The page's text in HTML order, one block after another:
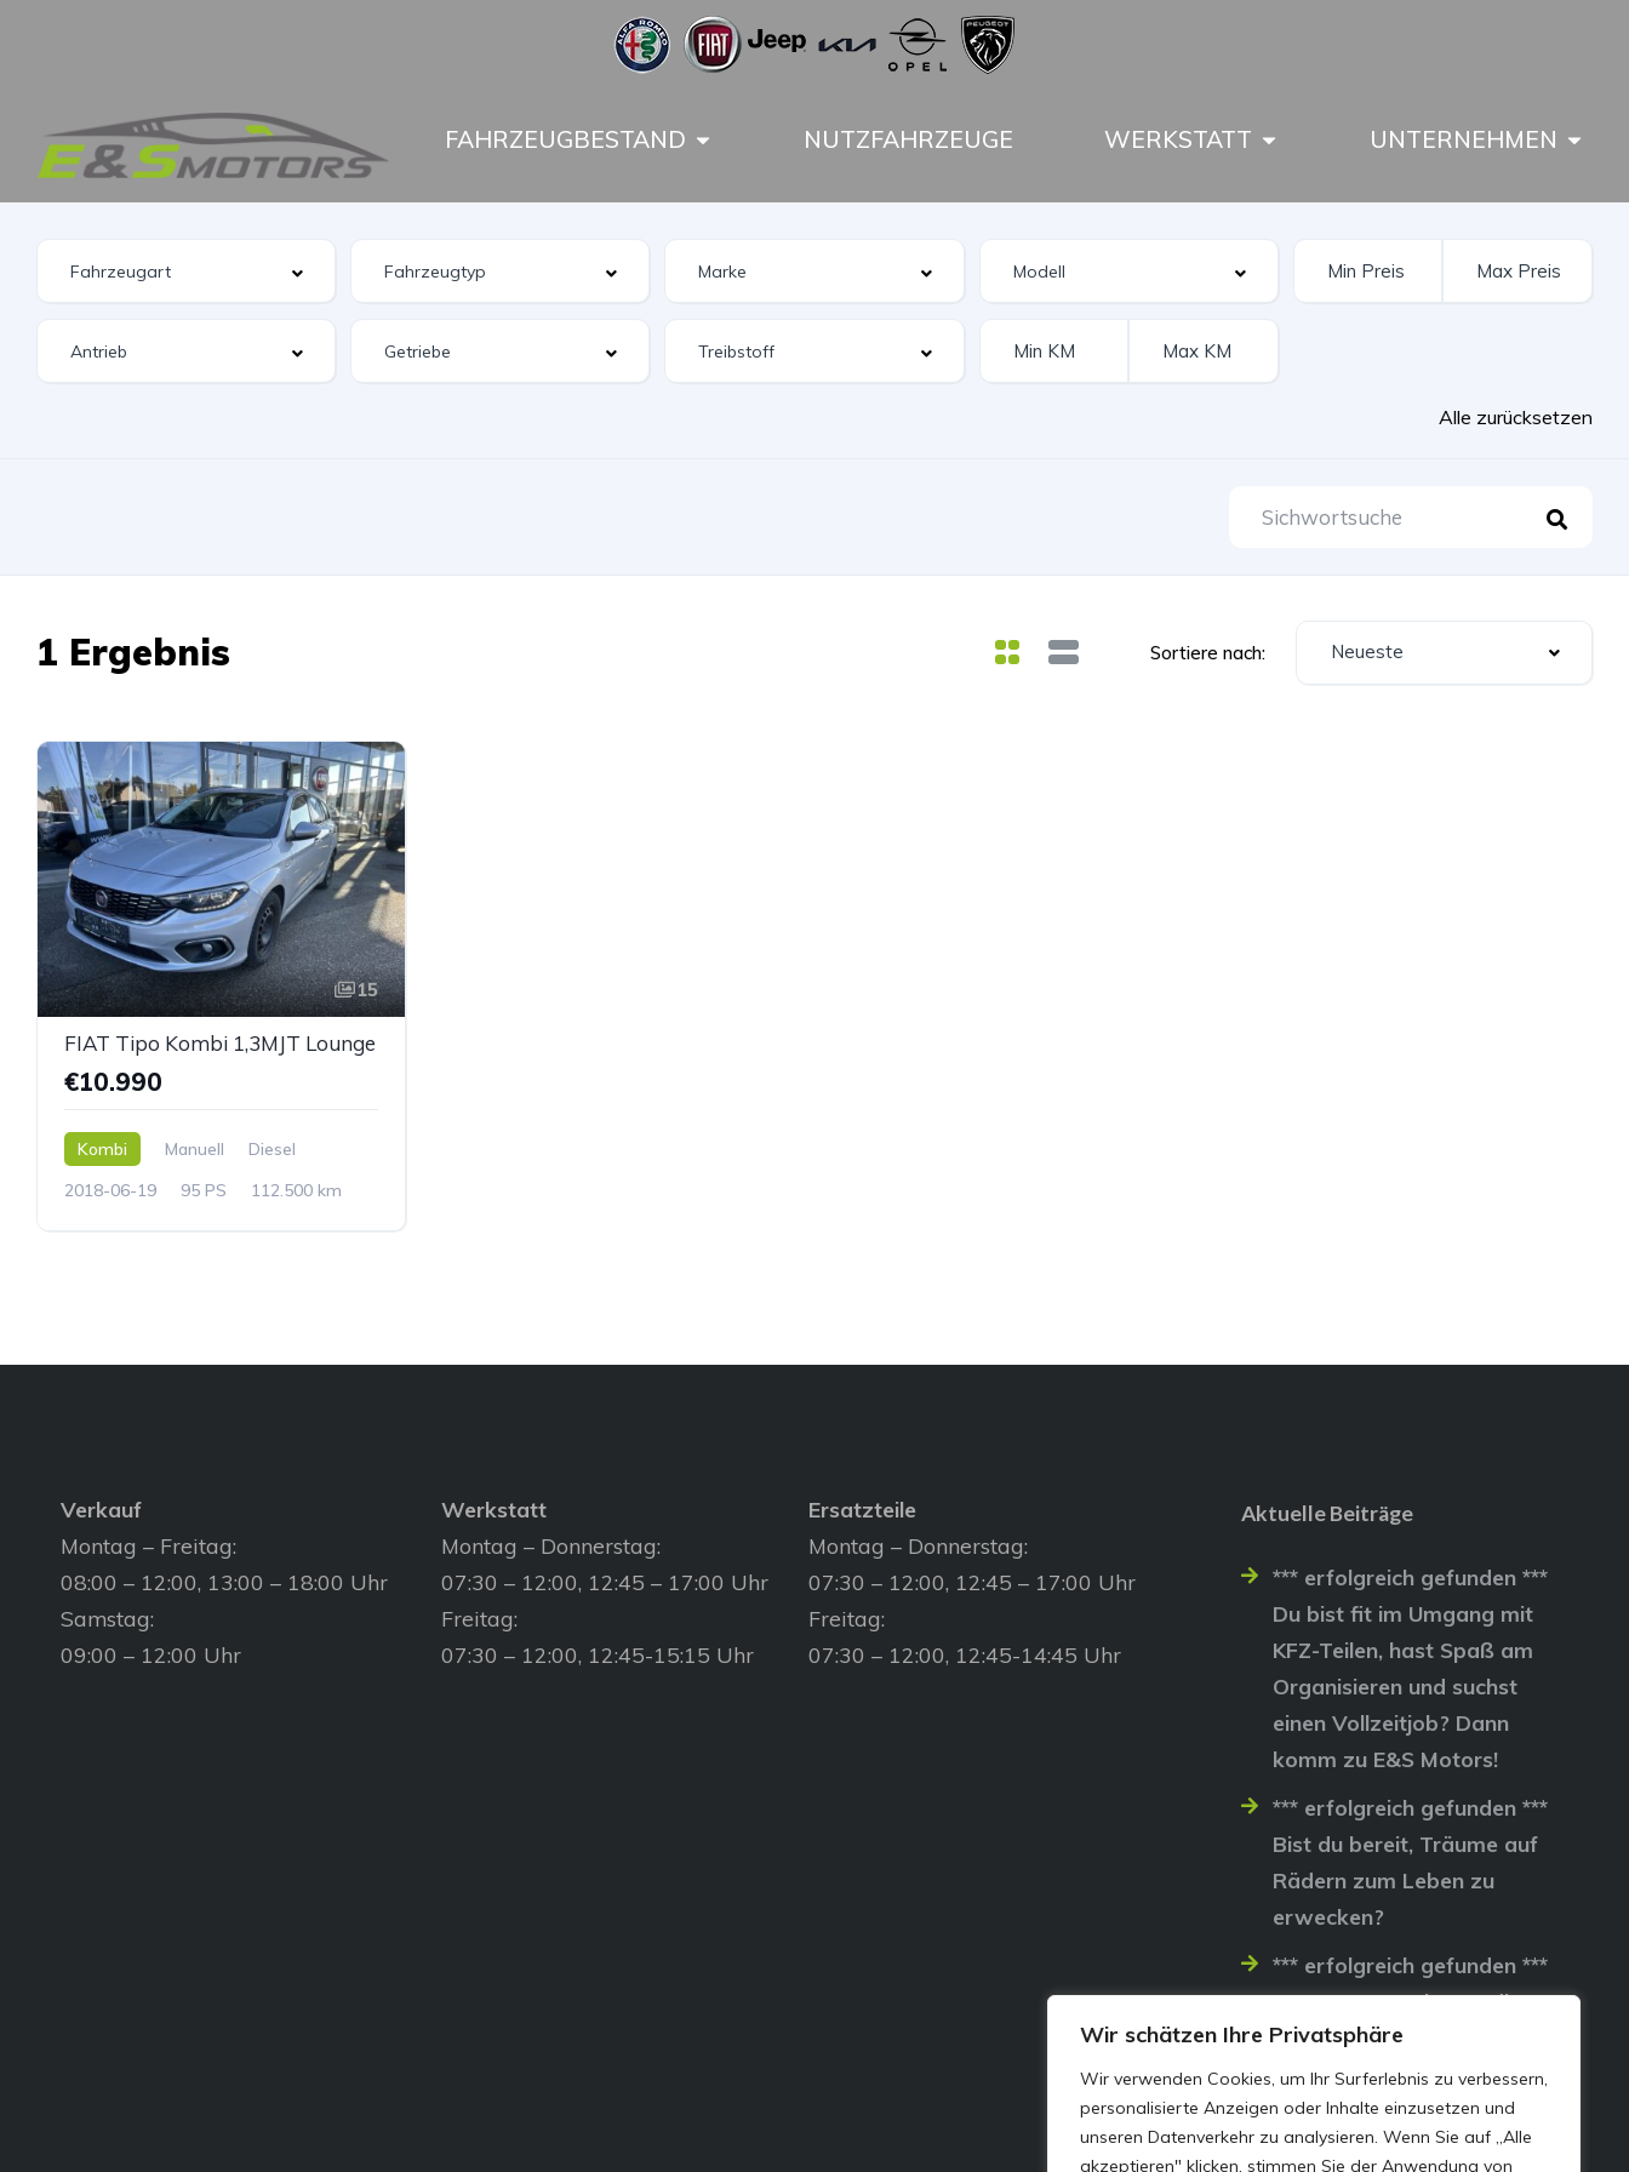
Wir schätzen Ihre Privatsphäre
Wir verwenden Cookies, um Ihr Surferlebnis zu verbessern,
personalisierte Anzeigen oder Inhalte einzusetzen und
unseren Datenverkehr zu analysieren. Wenn Sie auf „Alle
akzeptieren" klicken, stimmen Sie der Anwendung von
FAHRZEUGBESTAND NUTZFAHRZEUGE WERKSTATT UNTERNEHMEN
Alle zurücksetzen
1 Ergebnis Sortiere nach: Neueste
15
FIAT Tipo Kombi 1,3MJT Lounge
€10.990
Kombi Manuell
Diesel
2018-06-19
95 PS 112.500 km
Verkauf
Montag – Freitag:
08:00 – 12:00, 13:00 – 18:00 Uhr
Samstag:
09:00 – 12:00 Uhr
Werkstatt
Montag – Donnerstag:
07:30 – 12:00, 12:45 – 17:00 Uhr
Freitag:
07:30 – 12:00, 12:45-15:15 Uhr
Ersatzteile
Montag – Donnerstag:
07:30 – 12:00, 12:45 – 17:00 Uhr
Freitag:
07:30 – 12:00, 12:45-14:45 Uhr
Aktuelle Beiträge
*** erfolgreich gefunden ***
Du bist fit im Umgang mit
KFZ-Teilen, hast Spaß am
Organisieren und suchst
einen Vollzeitjob? Dann
komm zu E&S Motors!
*** erfolgreich gefunden ***
Bist du bereit, Träume auf
Rädern zum Leben zu
erwecken?
*** erfolgreich gefunden ***
Lass uns gemeinsam die
Straßen erobern…